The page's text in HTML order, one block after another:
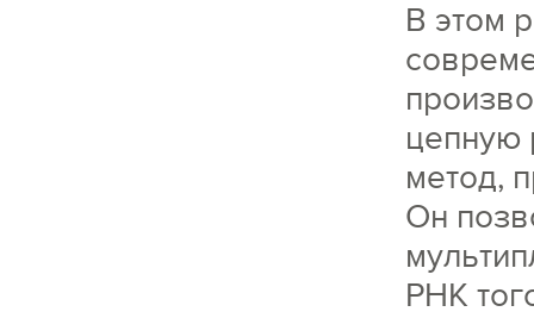
В этом
цепную
метод,
Он
РНК